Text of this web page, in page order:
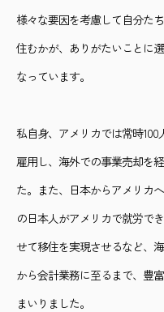
様々な要因を考慮して自分た
住むかが、ありがたいことに
なっています。
私自身、アメリカでは常時100
雇用し、海外での事業売却を
た。また、日本からアメリカ
の日本人がアメリカで就労で
せて移住を実現させるなど、
から会計業務に至るまで、豊
まいりました。